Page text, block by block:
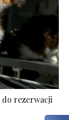
do rezerwacji